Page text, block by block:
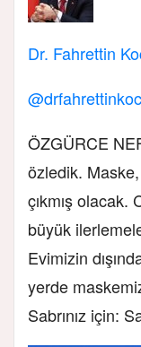
Dr. Fahrettin
ÖZGÜRCE
özledik. Maske,
çıkmış olacak.
büyük
Evimizin
yerde
Sabrınız için: